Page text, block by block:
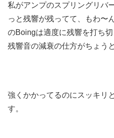
私がアンプのスプリングリバ
っと残響が残ってて、もわ〜
のBoingは適度に残響を打ち
残響音の減衰の仕方がちょう
強くかかってるのにスッキリ
す。